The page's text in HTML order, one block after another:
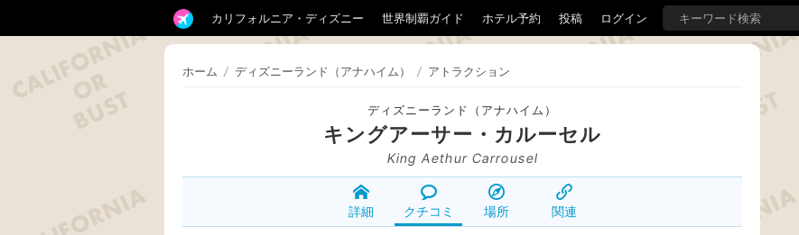
カリフォルニア・ディズニー 世界制覇ガイド ホテル予約 投稿 ログイン
ホーム / ディズニーランド（アナハイム） / アトラクション
ディズニーランド（アナハイム）
キングアーサー・カルーセル
King Aethur Carrousel
詳細 クチコミ 場所 関連